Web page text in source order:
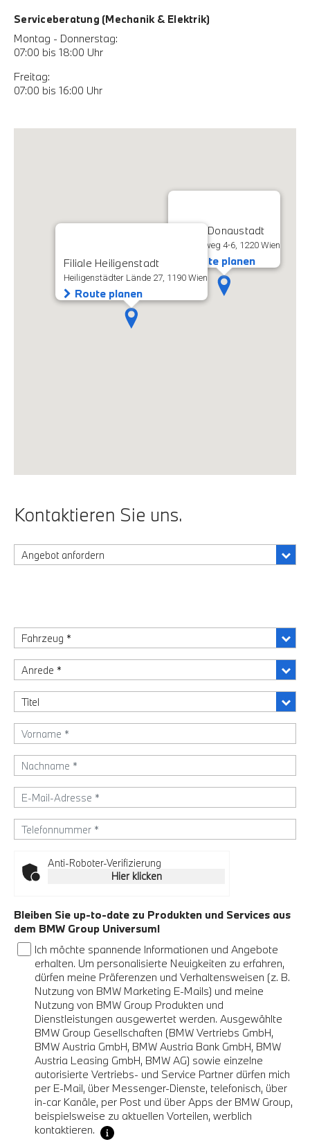
Serviceberatung (Mechanik & Elektrik)
Montag - Donnerstag:
07:00 bis 18:00 Uhr
Freitag:
07:00 bis 16:00 Uhr
Filiale Donaustadt
Rautenweg 4-6, 1220 Wien
Route planen
Filiale Heiligenstadt
Heiligenstädter Lände 27, 1190 Wien
Route planen
Kontaktieren Sie uns.
Anti-Roboter-Verifizierung
Hier klicken
Bleiben Sie up-to-date zu Produkten und Services aus
dem BMW Group Universum!
Ich möchte spannende Informationen und Angebote
erhalten. Um personalisierte Neuigkeiten zu erfahren,
dürfen meine Präferenzen und Verhaltensweisen (z. B.
Nutzung von BMW Marketing E-Mails) und meine
Nutzung von BMW Group Produkten und
Dienstleistungen ausgewertet werden. Ausgewählte
BMW Group Gesellschaften (BMW Vertriebs GmbH,
BMW Austria GmbH, BMW Austria Bank GmbH, BMW
Austria Leasing GmbH, BMW AG) sowie einzelne
autorisierte Vertriebs- und Service Partner dürfen mich
per E-Mail, über Messenger-Dienste, telefonisch, über
in-car Kanäle, per Post und über Apps der BMW Group,
beispielsweise zu aktuellen Vorteilen, werblich
kontaktieren.